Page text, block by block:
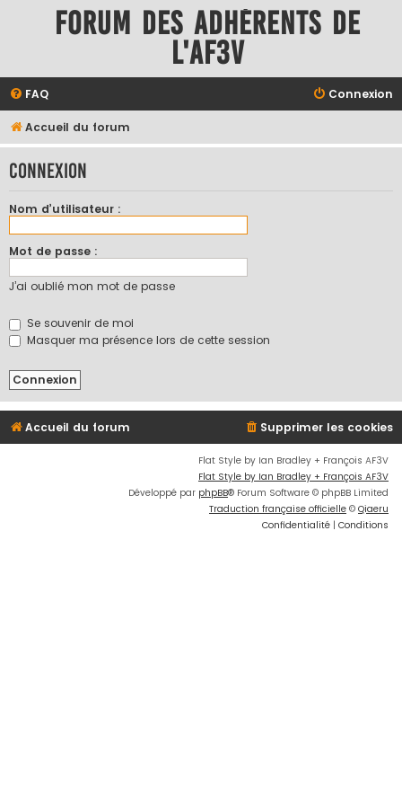
Forum des adhérents de
l'AF3V
FAQ Connexion
Accueil du forum
Connexion
Nom d’utilisateur :
Mot de passe :
J’ai oublié mon mot de passe
Se souvenir de moi
Masquer ma présence lors de cette session
Accueil du forum Supprimer les cookies
Flat Style by Ian Bradley + François AF3V
Flat Style by Ian Bradley + François AF3V
Développé par phpBB® Forum Software © phpBB Limited
Traduction française officielle © Qiaeru
Confidentialité | Conditions